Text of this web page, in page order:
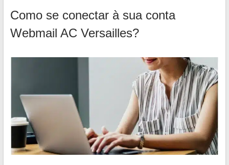
Como se conectar à sua conta
Webmail AC Versailles?